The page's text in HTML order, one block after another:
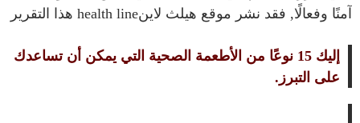
آمنًا وفعالًا, فقد نشر موقع هيلث لاينhealth line هذا التقرير
إليك 15 نوعًا من الأطعمة الصحية التي يمكن أن تساعدك
على التبرز.